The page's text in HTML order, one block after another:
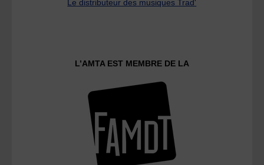
Le distributeur des musiques Trad'
L’AMTA EST MEMBRE DE LA